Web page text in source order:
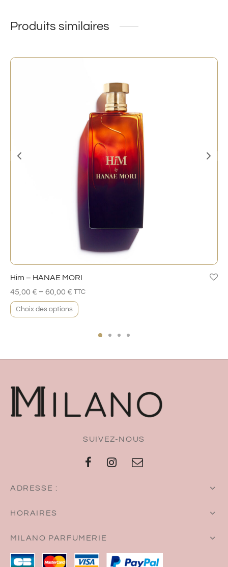
Produits similaires
Him – HANAE MORI
45,00 € – 60,00 € TTC
Choix des options
SUIVEZ-NOUS
ADRESSE :
HORAIRES
MILANO PARFUMERIE